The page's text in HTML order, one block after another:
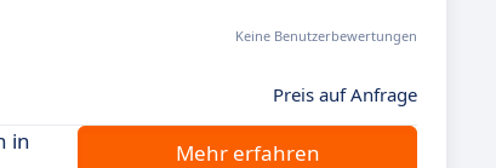
Keine Benutzerbewertungen
Preis auf Anfrage
in
Mehr erfahren